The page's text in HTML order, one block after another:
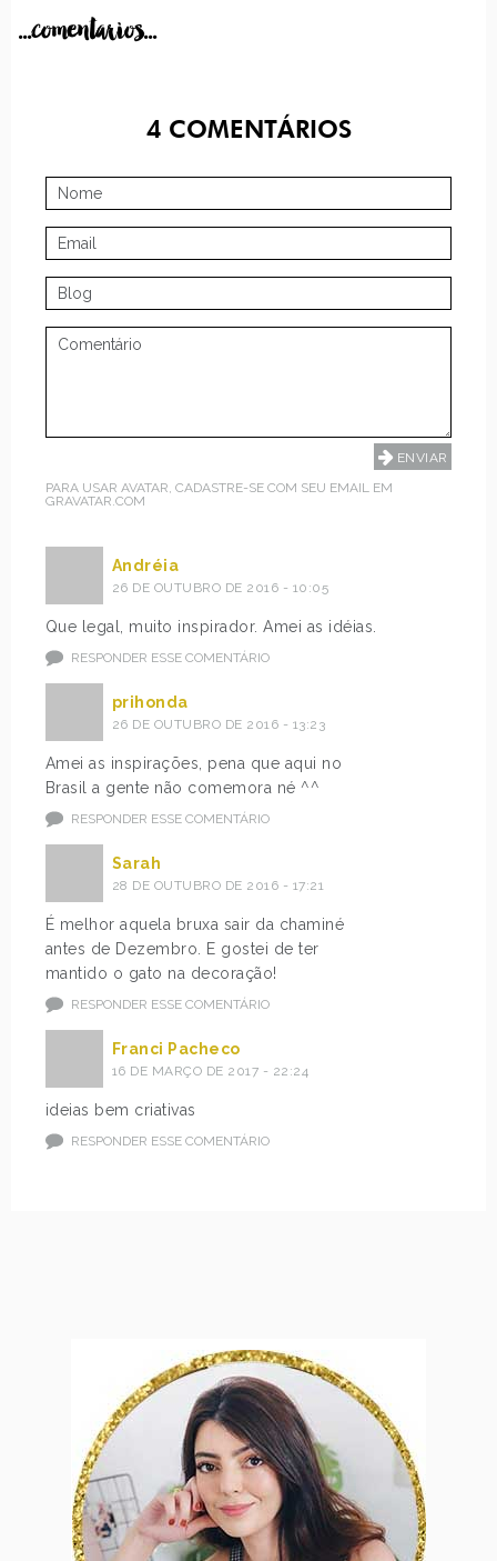
...comentarios...
4COMENTÁRIOS
PARA USAR AVATAR, CADASTRE-SE COM SEU EMAIL EM
GRAVATAR.COM
Andréia
26 DE OUTUBRO DE 2016 - 10:05
Que legal, muito inspirador. Amei as idéias.
RESPONDER ESSE COMENTÁRIO
prihonda
26 DE OUTUBRO DE 2016 - 13:23
Amei as inspirações, pena que aqui no
Brasil a gente não comemora né ^^
RESPONDER ESSE COMENTÁRIO
Sarah
28 DE OUTUBRO DE 2016 - 17:21
É melhor aquela bruxa sair da chaminé
antes de Dezembro. E gostei de ter
mantido o gato na decoração!
RESPONDER ESSE COMENTÁRIO
Franci Pacheco
16 DE MARÇO DE 2017 - 22:24
ideias bem criativas
RESPONDER ESSE COMENTÁRIO